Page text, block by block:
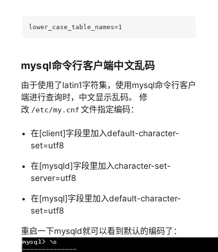
lower_case_table_names=1
mysql命令行客户端中文乱码
由于使用了latin1字符集，使用mysql命令行客户
端进行查询时，中文显示乱码。 修
改 /etc/my.cnf 文件指定编码：
在[client]字段里加入default-character-
set=utf8
在[mysqld]字段里加入character-set-
server=utf8
在[mysql]字段里加入default-character-
set=utf8
重启一下mysqld就可以看到默认的编码了：